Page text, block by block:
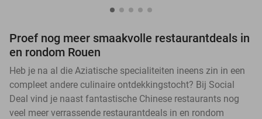
Proef nog meer smaakvolle restaurantdeals in
en rondom Rouen
Heb je na al die Aziatische specialiteiten ineens zin in een
compleet andere culinaire ontdekkingstocht? Bij Social
Deal vind je naast fantastische Chinese restaurants nog
veel meer verrassende restaurantdeals in en rondom